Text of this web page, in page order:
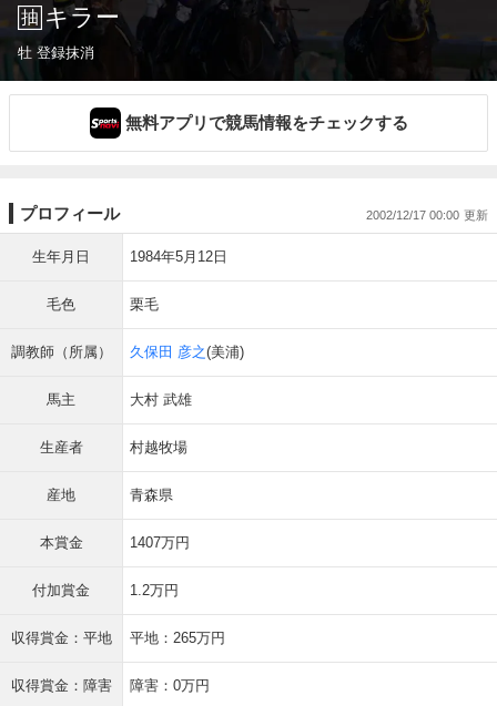
キラー
牡 登録抹消
無料アプリで競馬情報をチェックする
プロフィール 2002/12/17 00:00
生年月日 1984年5月12日
毛色 栗毛
調教師（所属） 久保田 彦之(美浦)
馬主 大村 武雄
生産者 村越牧場
産地 青森県
本賞金 1407万円
付加賞金 1.2万円
収得賞金：平地 平地：265万円
収得賞金：障害 障害：0万円